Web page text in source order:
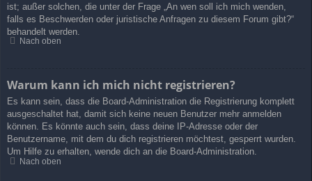
ist; außer solchen, die unter der Frage „An wen soll ich mich wenden,
falls es Beschwerden oder juristische Anfragen zu diesem Forum gibt?“
behandelt werden.
Nach oben
Warum kann ich mich nicht registrieren?
Es kann sein, dass die Board-Administration die Registrierung komplett
ausgeschaltet hat, damit sich keine neuen Benutzer mehr anmelden
können. Es könnte auch sein, dass deine IP-Adresse oder der
Benutzername, mit dem du dich registrieren möchtest, gesperrt wurden.
Um Hilfe zu erhalten, wende dich an die Board-Administration.
Nach oben